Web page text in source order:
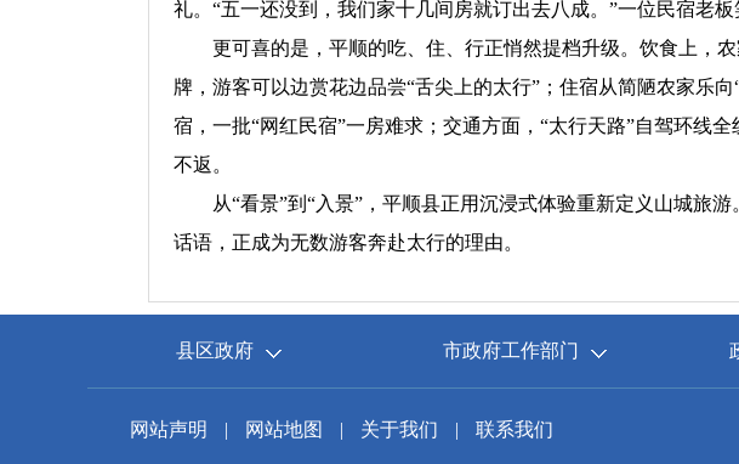
礼。“五一还没到，我们家十几间房就订出去八成。”一位民宿老板
更可喜的是，平顺的吃、住、行正悄然提档升级。饮食上，农
牌，游客可以边赏花边品尝“舌尖上的太行”；住宿从简陋农家乐
宿，一批“网红民宿”一房难求；交通方面，“太行天路”自驾环线
不返。
从“看景”到“入景”，平顺县正用沉浸式体验重新定义山城旅
话语，正成为无数游客奔赴太行的理由。
县区政府 市政府工作部门
网站声明 | 网站地图 | 关于我们 | 联系我们